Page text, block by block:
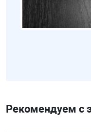
Рекомендуем с